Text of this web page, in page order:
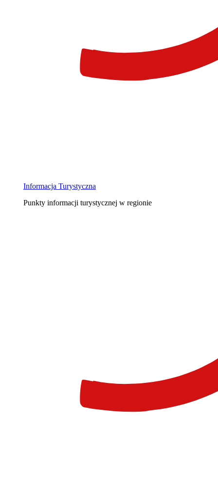
Informacja Turystyczna
Punkty informacji turystycznej w regionie